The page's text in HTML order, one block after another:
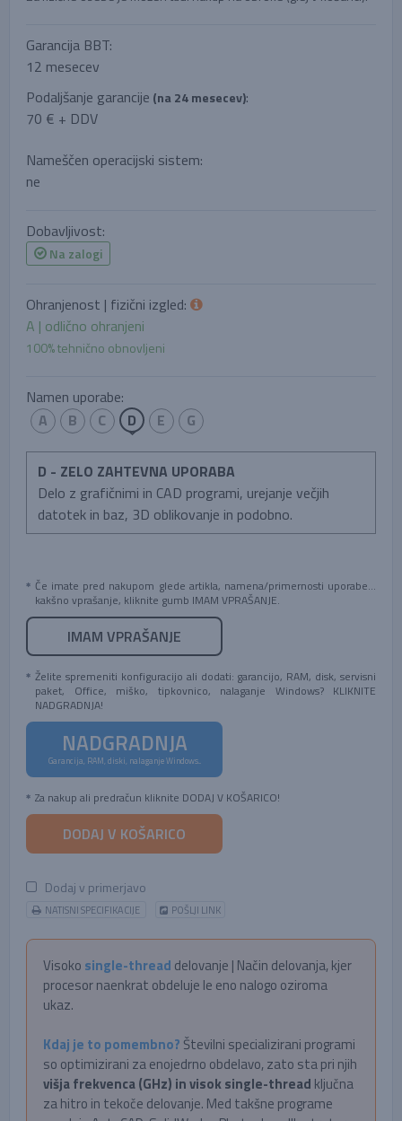
Garancija BBT:
12 mesecev
Podaljšanje garancije (na 24 mesecev):
70 € + DDV
Nameščen operacijski sistem:
ne
Dobavljivost:
Na zalogi
Ohranjenost | fizični izgled:
A | odlično ohranjeni
100% tehnično obnovljeni
Namen uporabe:
A
B C D E G
D - ZELO ZAHTEVNA UPORABA
Delo z grafičnimi in CAD programi, urejanje večjih
datotek in baz, 3D oblikovanje in podobno.
Če imate pred nakupom glede artikla, namena/primernosti uporabe...
kakšno vprašanje, kliknite gumb IMAM VPRAŠANJE.
IMAM VPRAŠANJE
Želite spremeniti konfiguracijo ali dodati: garancijo, RAM, disk, servisni
paket, Office, miško, tipkovnico, nalaganje Windows? KLIKNITE
NADGRADNJA!
NADGRADNJA
Garancija, RAM, diski, nalaganje Windows...
Za nakup ali predračun kliknite DODAJ V KOŠARICO!
DODAJ V KOŠARICO
Dodaj v primerjavo
NATISNI SPECIFIKACIJE POŠLJI LINK
Visoko single-thread delovanje | Način delovanja, kjer
procesor naenkrat obdeluje le eno nalogo oziroma
ukaz.
Kdaj je to pomembno? Številni specializirani programi
so optimizirani za enojedrno obdelavo, zato sta pri njih
višja frekvenca (GHz) in visok single-thread ključna
za hitro in tekoče delovanje. Med takšne programe